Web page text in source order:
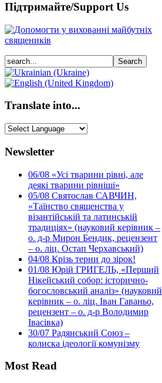
Підтримайте/Support Us
Translate into...
Newsletter
06/08 «Усі тварини рівні, але
деякі тварини рівніші»
05/08 Святослав САВЧИН,
«Таїнство священства у
візантійській та латинській
традиціях» (науковий керівник –
о. д-р Мирон Бендик, рецензент
– о. ліц. Остап Черхавський)
04/08 Крізь терни до зірок!
01/08 Юрій ГРИГЕЛЬ, «Перший
Нікейський собор: історично-
богословський аналіз» (науковий
керівник – о. ліц. Іван Гаваньо,
рецензент – о. д-р Володимир
Івасівка)
30/07 Радянський Союз –
колиска ідеології комунізму
Most Read